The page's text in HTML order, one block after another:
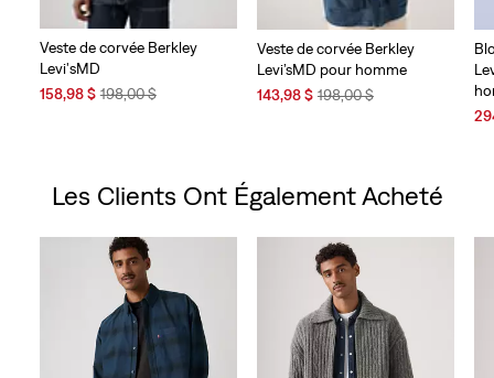
Veste de corvée Berkley
Levi'sMD
Sale
158,98 $Original
198,00 $
Veste de corvée Berkley
Levi’sMD pour homme
Sale
143,98 $ Original
198,00 $
Les Clients Ont Également Acheté